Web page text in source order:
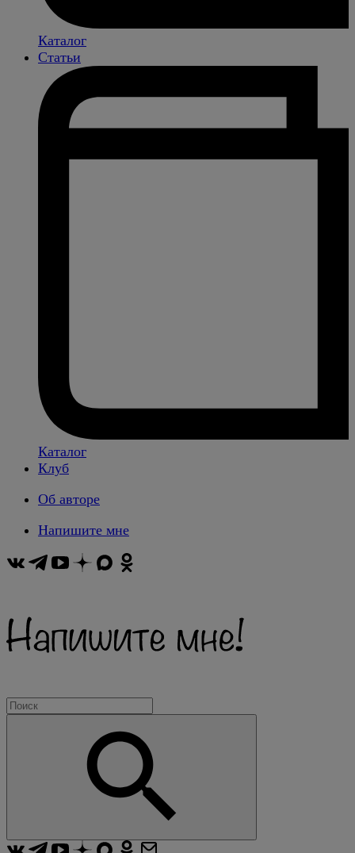
Каталог
Статьи
Каталог
Клуб
Об авторе
Напишите мне